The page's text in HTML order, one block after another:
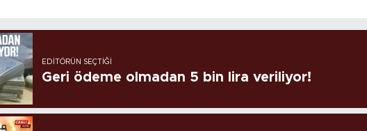
EDITÖRÜN SEÇTIĞI
Geri ödeme olmadan 5 bin lira veriliyor!